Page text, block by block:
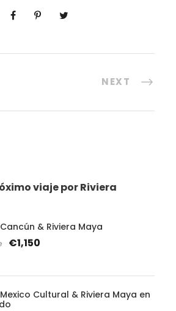
NEXT
viaje por Riviera
& Riviera Maya
€1,150
Cultural & Riviera Maya en